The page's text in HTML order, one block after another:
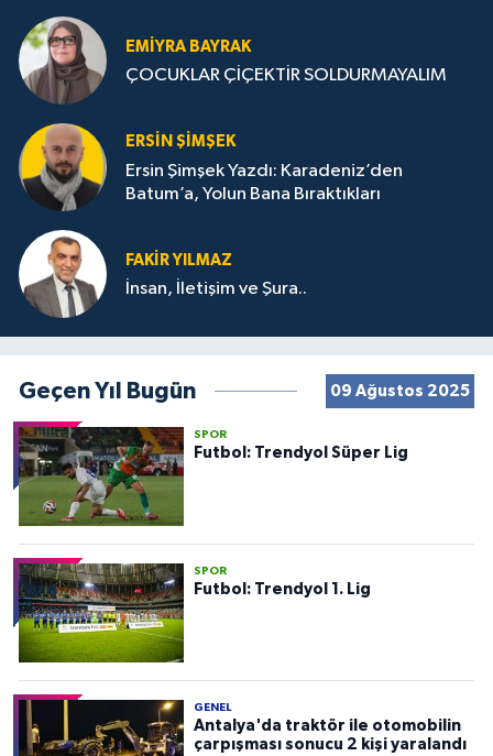
EMIYRA BAYRAK
ÇOCUKLAR ÇİÇEKTİR SOLDURMAYALIM
ERSIN ŞIMŞEK
Ersin Şimşek Yazdı: Karadeniz’den
Batum’a, Yolun Bana Bıraktıkları
FAKIR YILMAZ
İnsan, İletişim ve Şura..
Geçen Yıl Bugün 09 Ağustos 2025
SPOR
Futbol: Trendyol Süper Lig
SPOR
Futbol: Trendyol 1. Lig
GENEL
Antalya'da traktör ile otomobilin
çarpışması sonucu 2 kişi yaralandı